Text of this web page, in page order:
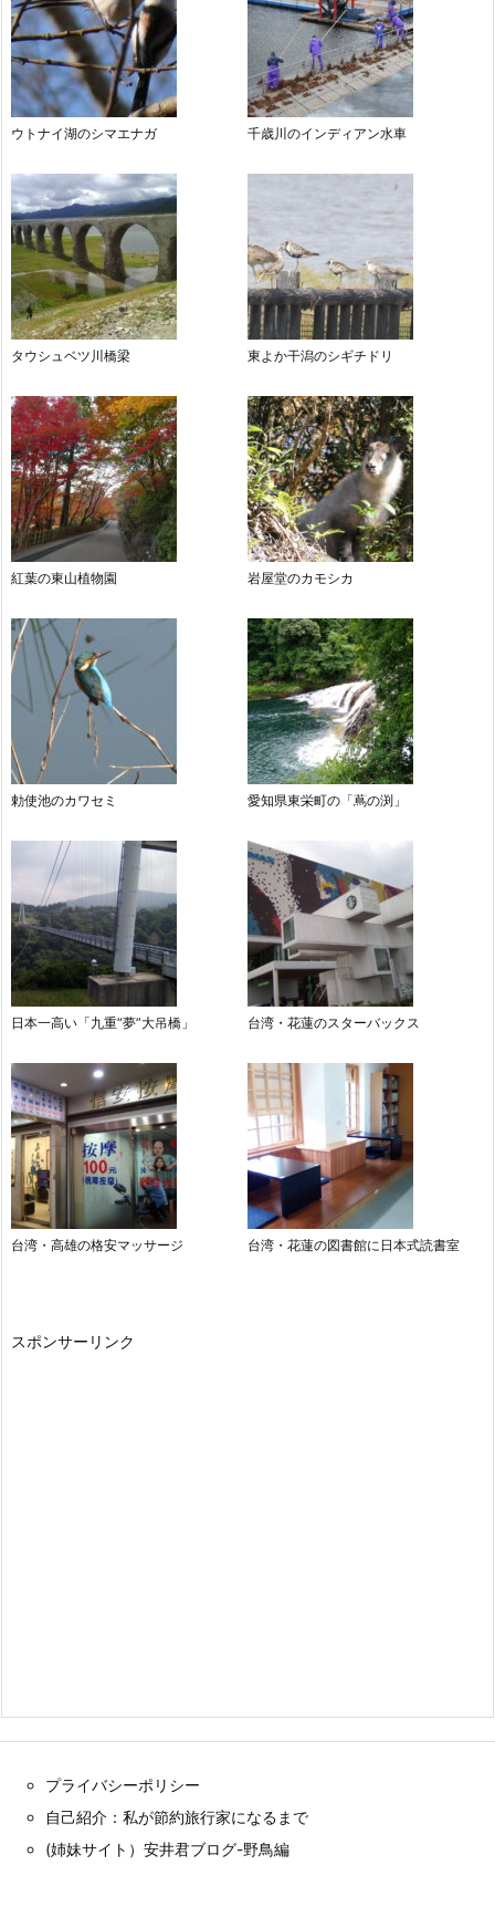
ウトナイ湖のシマエナガ 千歳川のインディアン水車
タウシュベツ川橋梁 東よか干潟のシギチドリ
紅葉の東山植物園 岩屋堂のカモシカ
勅使池のカワセミ 愛知県東栄町の「蔦の渕」
日本一高い「九重“夢”大吊橋」 台湾・花蓮のスターバックス
台湾・高雄の格安マッサージ 台湾・花蓮の図書館に日本式読書室
スポンサーリンク
プライバシーポリシー
自己紹介：私が節約旅行家になるまで
(姉妹サイト）安井君ブログ-野鳥編